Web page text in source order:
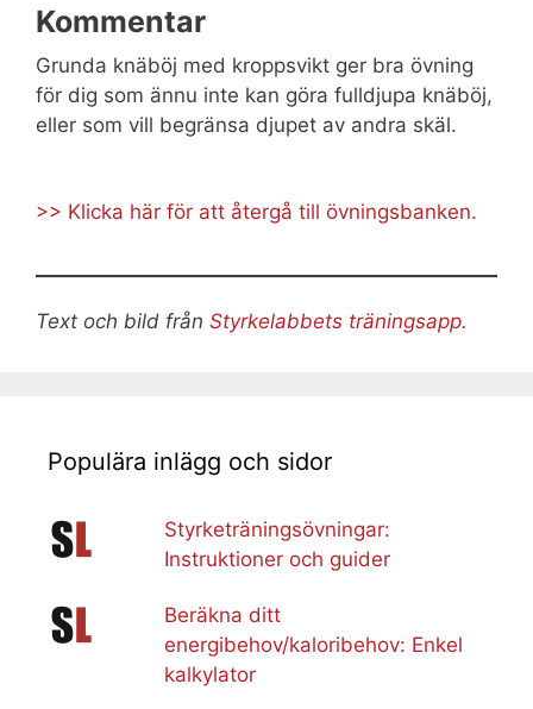
Kommentar
Grunda knäböj med kroppsvikt ger bra övning
för dig som ännu inte kan göra fulldjupa knäböj,
eller som vill begränsa djupet av andra skäl.
>> Klicka här för att återgå till övningsbanken.
Text och bild från Styrkelabbets träningsapp.
Populära inlägg och sidor
Styrketräningsövningar:
Instruktioner och guider
Beräkna ditt
energibehov/kaloribehov: Enkel
kalkylator